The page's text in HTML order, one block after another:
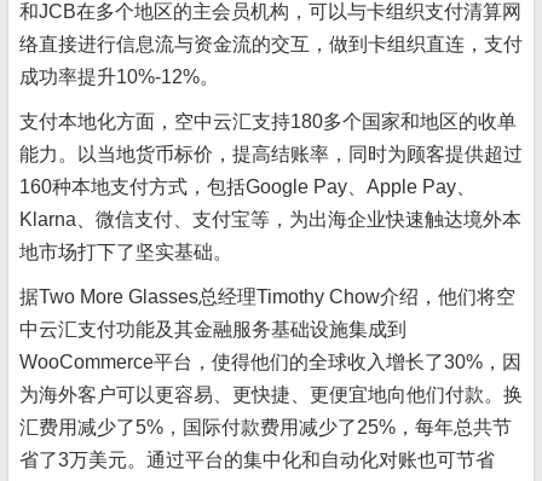
和JCB在多个地区的主会员机构，可以与卡组织支付清算网
络直接进行信息流与资金流的交互，做到卡组织直连，支付
成功率提升10%-12%。
支付本地化方面，空中云汇支持180多个国家和地区的收单
能力。以当地货币标价，提高结账率，同时为顾客提供超过
160种本地支付方式，包括Google Pay、Apple Pay、
Klarna、微信支付、支付宝等，为出海企业快速触达境外本
地市场打下了坚实基础。
据Two More Glasses总经理Timothy Chow介绍，他们将空
中云汇支付功能及其金融服务基础设施集成到
WooCommerce平台，使得他们的全球收入增长了30%，因
为海外客户可以更容易、更快捷、更便宜地向他们付款。换
汇费用减少了5%，国际付款费用减少了25%，每年总共节
省了3万美元。通过平台的集中化和自动化对账也可节省